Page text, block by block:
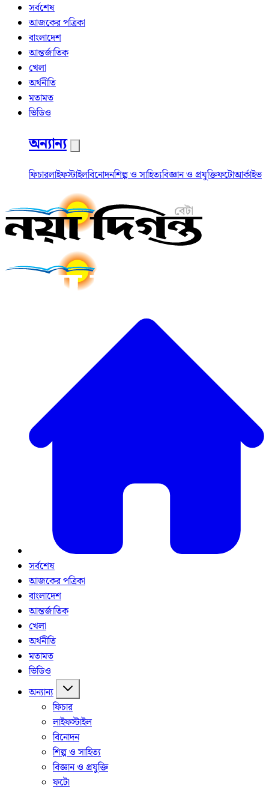
সর্বশেষ
আজকের পত্রিকা
বাংলাদেশ
আন্তর্জাতিক
খেলা
অর্থনীতি
মতামত
ভিডিও
অন্যান্য
ফিচারলাইফস্টাইলবিনোদনশিল্প ও সাহিত্যবিজ্ঞান ও প্রযুক্তিফটোআর্কাইভ
সর্বশেষ
আজকের পত্রিকা
বাংলাদেশ
আন্তর্জাতিক
খেলা
অর্থনীতি
মতামত
ভিডিও
অন্যান্য
ফিচার
লাইফস্টাইল
বিনোদন
শিল্প ও সাহিত্য
বিজ্ঞান ও প্রযুক্তি
ফটো